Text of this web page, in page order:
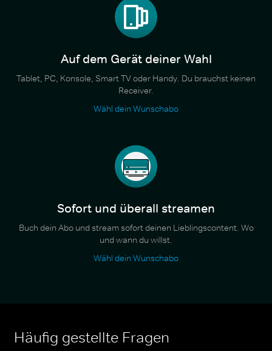
Auf dem Gerät deiner Wahl
Tablet, PC, Konsole, Smart TV oder Handy. Du brauchst keinen
Receiver.
Wähl dein Wunschabo
Sofort und überall streamen
Buch dein Abo und stream sofort deinen Lieblingscontent. Wo
und wann du willst.
Wähl dein Wunschabo
Häufig gestellte Fragen